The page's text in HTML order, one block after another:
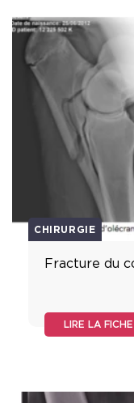
CHIRURGIE
Fracture du
LIRE LA FICHE